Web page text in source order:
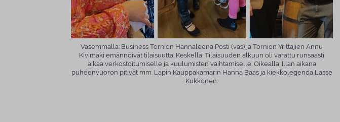
Vasemmalla: Business Tornion Hannaleena Posti (vas) ja Tornion Yrittäjien Annu
Kivimäki emännöivät tilaisuutta. Keskellä: Tilaisuuden alkuun oli varattu runsaasti
aikaa verkostoitumiselle ja kuulumisten vaihtamiselle. Oikealla: Illan aikana
puheenvuoron pitivät mm. Lapin Kauppakamarin Hanna Baas ja kiekkolegenda Lasse
Kukkonen.